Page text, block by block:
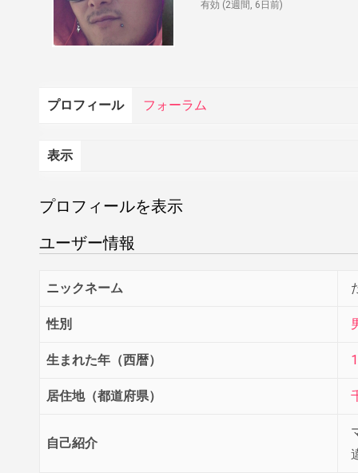
有効 (2週間, 6日前)
プロフィール フォーラム
表示
プロフィールを表示
ユーザー情報
ニックネーム
性別
生まれた年（西暦）
居住地（都道府県）
自己紹介